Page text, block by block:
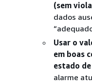
(sem
dados
Usar o
em boas
estado
alarme